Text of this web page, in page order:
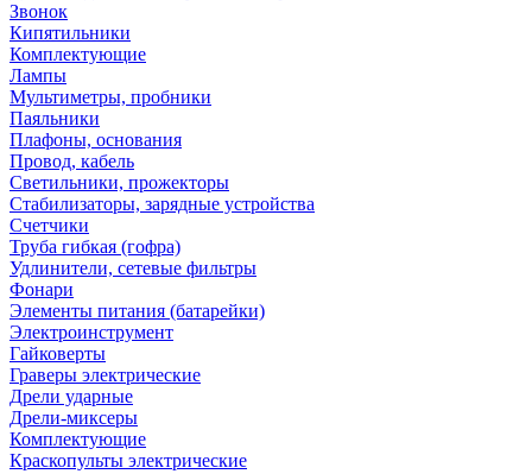
Звонок
Кипятильники
Комплектующие
Лампы
Мультиметры, пробники
Паяльники
Плафоны, основания
Провод, кабель
Светильники, прожекторы
Стабилизаторы, зарядные устройства
Счетчики
Труба гибкая (гофра)
Удлинители, сетевые фильтры
Фонари
Элементы питания (батарейки)
Электроинструмент
Гайковерты
Граверы электрические
Дрели ударные
Дрели-миксеры
Комплектующие
Краскопульты электрические